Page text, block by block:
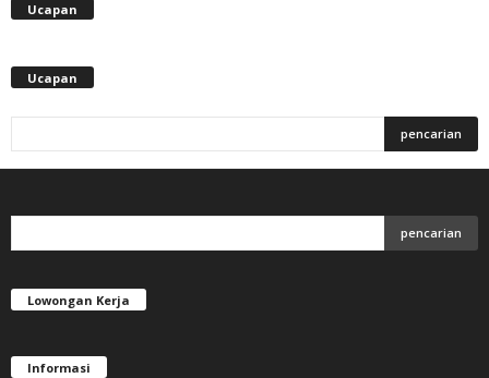
Ucapan
Ucapan
Lowongan Kerja
Informasi